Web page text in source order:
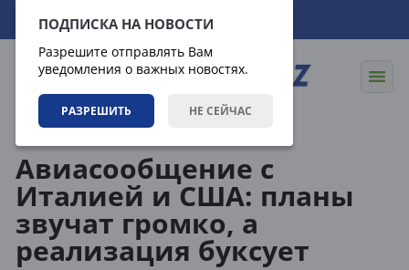
ПОДПИСКА НА НОВОСТИ
Разрешите отправлять Вам
уведомления о важных новостях.
РАЗРЕШИТЬ НЕ СЕЙЧАС
09.08.2026 13:33:55
Авиасообщение с
Италией и США: планы
звучат громко, а
реализация буксует